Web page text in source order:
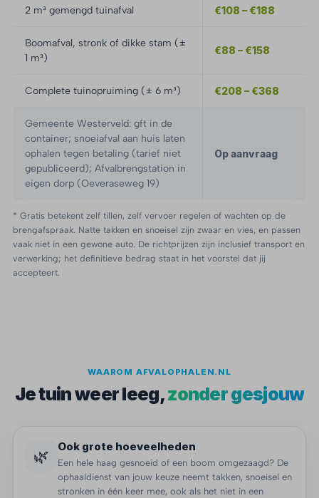
2 m³ gemengd tuinafval €108 – €188
Boomafval, stronk of dikke stam (±
1 m³)
€88 – €158
Complete tuinopruiming (± 6 m³) €208 – €368
Gemeente Westerveld: gft in de
container; snoeiafval aan huis laten
ophalen tegen betaling (tarief niet
gepubliceerd); Afvalbrengstation in
eigen dorp (Oeveraseweg 19)
Op aanvraag
* Gratis betekent zelf tillen, zelf vervoer regelen of wachten op de
brengafspraak. Natte takken en snoeisel zijn zwaar en vies, en passen
vaak niet in een gewone auto. De richtprijzen zijn inclusief transport en
verwerking; het definitieve bedrag staat in het voorstel dat jij
accepteert.
WAAROM AFVALOPHALEN.NL
Je tuin weer leeg,zonder gesjouw
🌿 Ook grote hoeveelheden
Een hele haag gesnoeid of een boom omgezaagd? De
ophaaldienst van jouw keuze neemt takken, snoeisel en
stronken in één keer mee, ook als het niet in een